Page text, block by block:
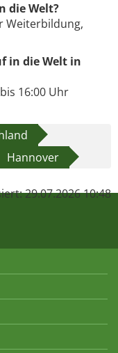
die Welt?
Weiterbildung,
in die Welt in
16:00 Uhr
Hannover
29.07.2026 10:48